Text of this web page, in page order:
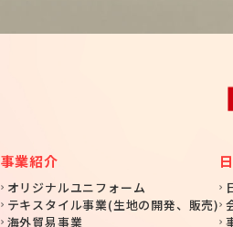
事業紹介
オリジナルユニフォーム
テキスタイル事業(生地の開発、販売)
海外貿易事業